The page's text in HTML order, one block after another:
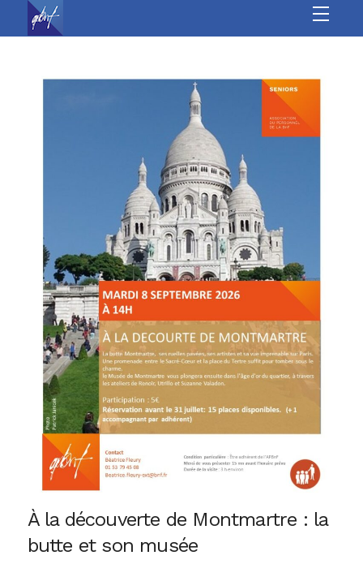
Culture
Sports
Loisirs
Jeunesse &
seniors
Vie Associative
À la découverte de Montmartre : la
butte et son musée